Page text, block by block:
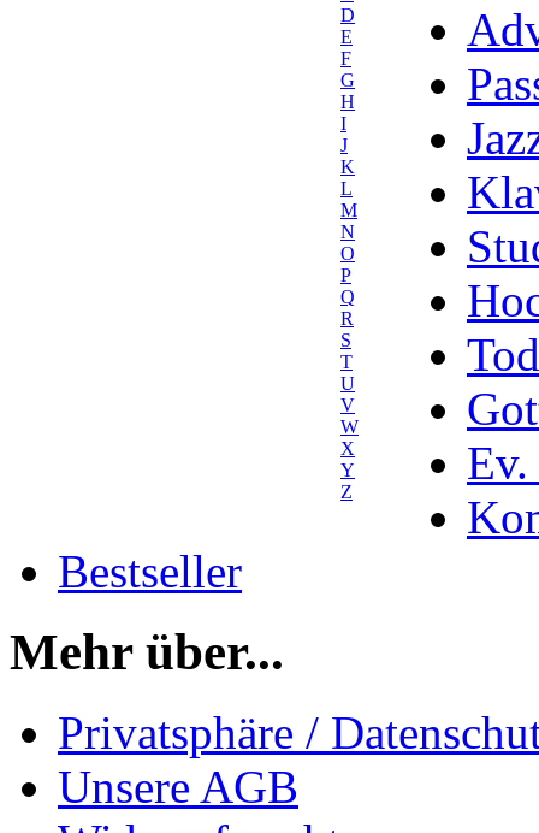
D
E
F
G
H
I
J
K
L
M
N
O
P
Q
R
S
T
U
V
W
X
Y
Z
Ev.
Bestseller
Mehr über...
Privatsphäre /
Unsere AGB